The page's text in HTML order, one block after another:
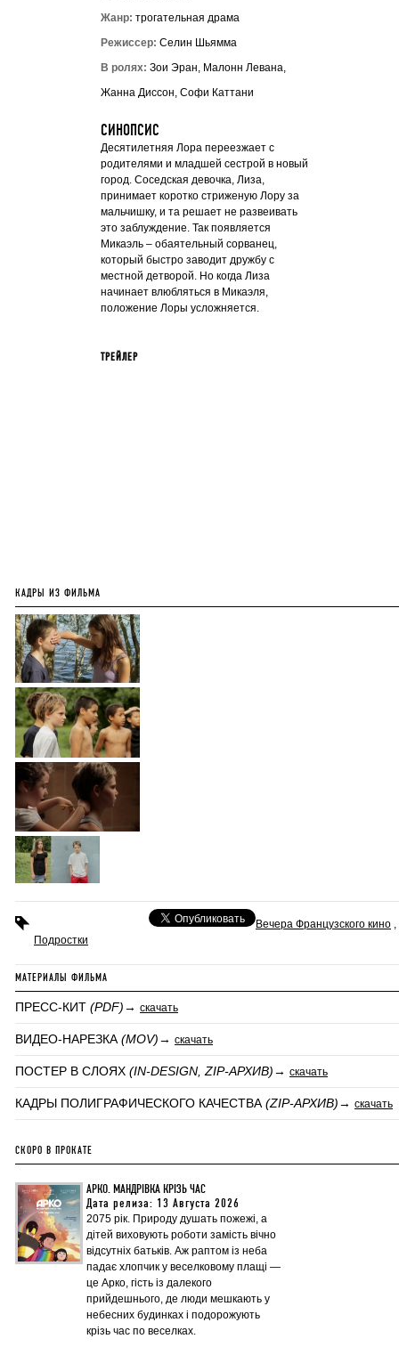
Жанр: трогательная драма
Режиссер: Селин Шьямма
В ролях: Зои Эран, Малонн Левана,
Жанна Диссон, Софи Каттани
СИНОПСИС
Десятилетняя Лора переезжает с
родителями и младшей сестрой в новый
город. Соседская девочка, Лиза,
принимает коротко стриженую Лору за
мальчишку, и та решает не развеивать
это заблуждение. Так появляется
Микаэль – обаятельный сорванец,
который быстро заводит дружбу с
местной детворой. Но когда Лиза
начинает влюбляться в Микаэля,
положение Лоры усложняется.
ТРЕЙЛЕР
КАДРЫ ИЗ ФИЛЬМА
Вечера Французского кино ,
Подростки
МАТЕРИАЛЫ ФИЛЬМА
ПРЕСС-КИТ (PDF)→ скачать
ВИДЕО-НАРЕЗКА (MOV)→ скачать
ПОСТЕР В СЛОЯХ (IN-DESIGN, ZIP-АРХИВ)→ скачать
КАДРЫ ПОЛИГРАФИЧЕСКОГО КАЧЕСТВА (ZIP-АРХИВ)→ скачать
СКОРО В ПРОКАТЕ
АРКО. МАНДРІВКА КРІЗЬ ЧАС
Дата релиза: 13 Августа 2026
2075 рік. Природу душать пожежі, а
дітей виховують роботи замість вічно
відсутніх батьків. Аж раптом із неба
падає хлопчик у веселковому плащі —
це Арко, гість із далекого
прийдешнього, де люди мешкають у
небесних будинках і подорожують
крізь час по веселках.